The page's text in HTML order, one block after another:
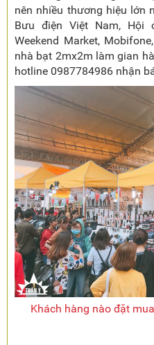
nên nhiều thương hiệu lớn
Bưu điện Việt Nam, Hội
Weekend Market,
nhà bạt 2mx2m làm gian
hotline 0987784986 nhận
Khách hàng nào đặt